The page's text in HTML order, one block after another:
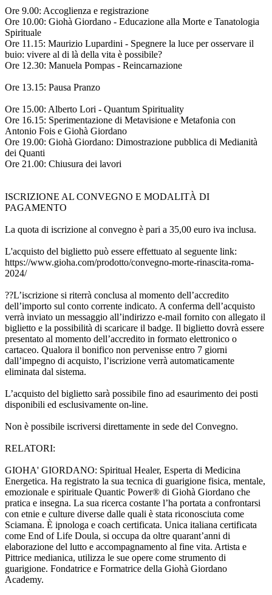
Ore 9.00: Accoglienza e registrazione
Ore 10.00: Giohà Giordano - Educazione alla Morte e Tanatologia
Spirituale
Ore 11.15: Maurizio Lupardini - Spegnere la luce per osservare il
buio: vivere al di là della vita è possibile?
Ore 12.30: Manuela Pompas - Reincarnazione
Ore 13.15: Pausa Pranzo
Ore 15.00: Alberto Lori - Quantum Spirituality
Ore 16.15: Sperimentazione di Metavisione e Metafonia con
Antonio Fois e Giohà Giordano
Ore 19.00: Giohà Giordano: Dimostrazione pubblica di Medianità
dei Quanti
Ore 21.00: Chiusura dei lavori
ISCRIZIONE AL CONVEGNO E MODALITÀ DI
PAGAMENTO
La quota di iscrizione al convegno è pari a 35,00 euro iva inclusa.
L'acquisto del biglietto può essere effettuato al seguente link:
https://www.gioha.com/prodotto/convegno-morte-rinascita-roma-
2024/
??L’iscrizione si riterrà conclusa al momento dell’accredito
dell’importo sul conto corrente indicato. A conferma dell’acquisto
verrà inviato un messaggio all’indirizzo e-mail fornito con allegato il
biglietto e la possibilità di scaricare il badge. Il biglietto dovrà essere
presentato al momento dell’accredito in formato elettronico o
cartaceo. Qualora il bonifico non pervenisse entro 7 giorni
dall’impegno di acquisto, l’iscrizione verrà automaticamente
eliminata dal sistema.
L’acquisto del biglietto sarà possibile fino ad esaurimento dei posti
disponibili ed esclusivamente on-line.
Non è possibile iscriversi direttamente in sede del Convegno.
RELATORI:
GIOHA' GIORDANO: Spiritual Healer, Esperta di Medicina
Energetica. Ha registrato la sua tecnica di guarigione fisica, mentale,
emozionale e spirituale Quantic Power® di Giohà Giordano che
pratica e insegna. La sua ricerca costante l’ha portata a confrontarsi
con etnie e culture diverse dalle quali è stata riconosciuta come
Sciamana. È ipnologa e coach certificata. Unica italiana certificata
come End of Life Doula, si occupa da oltre quarant’anni di
elaborazione del lutto e accompagnamento al fine vita. Artista e
Pittrice medianica, utilizza le sue opere come strumento di
guarigione. Fondatrice e Formatrice della Giohà Giordano
Academy.